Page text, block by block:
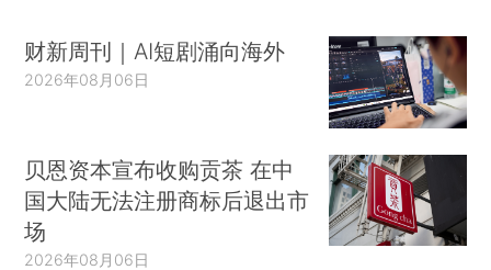
财新周刊｜AI短剧涌向海外
2026年08月06日
贝恩资本宣布收购贡茶 在中
国大陆无法注册商标后退出市
场
2026年08月06日